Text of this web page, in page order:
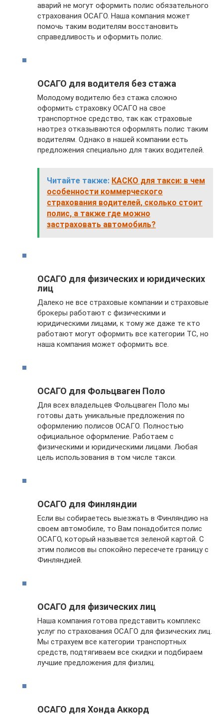
аварий не могут оформить полис обязательного
страхования ОСАГО. Наша компания может
помочь таким водителям восстановить
справедливость и оформить полис.
ОСАГО для водителя без стажа
Молодому водителю без стажа сложно
оформить страховку ОСАГО на свое
транспортное средство, так как страховые
наотрез отказываются оформлять полис таким
водителям. Однако в нашей компании есть
предложения специально для таких водителей.
Читайте также: КАСКО для такси: в чем
особенности коммерческого
страхования водителей, сколько стоит
полис, а также где можно
застраховать автомобиль?
ОСАГО для физических и юридических
лиц
Далеко не все страховые компании и страховые
брокеры работают с физическими и
юридическими лицами, к тому же даже те кто
работают могут оформить все категории ТС, но
наша компания может оформить все.
ОСАГО для Фольцваген Поло
Для всех владельцев Фольцваген Поло мы
готовы дать уникальные предложения по
оформлению полисов ОСАГО. Полностью
официальное оформление. Работаем с
физическими и юридическими лицами. Любая
цель использования в том числе такси.
ОСАГО для Финляндии
Если вы собираетесь выезжать в Финляндию на
своем автомобиле, то Вам понадобится полис
ОСАГО, который называется зеленой картой. С
этим полисов вы спокойно пересечете границу с
Финляндией.
ОСАГО для физических лиц
Наша компания готова представить комплекс
услуг по страхования ОСАГО для физических лиц.
Мы страхуем все категории транспортных
средств, подтягиваем все скидки и подбираем
лучшие предложения для физлиц.
ОСАГО для Хонда Аккорд